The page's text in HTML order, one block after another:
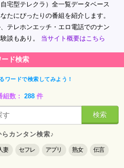
宅型テレクラ）全一覧データベース
たにぴったりの番組を紹介します。
テレホンエッチ・エロ電話でのナン
談もあり。 当サイト概要はこちら
ド検索
ワードで検索してみよう！
組数： 288 件
検索
カンタン検索♪
妻 セフレ アプリ 熟女 伝言